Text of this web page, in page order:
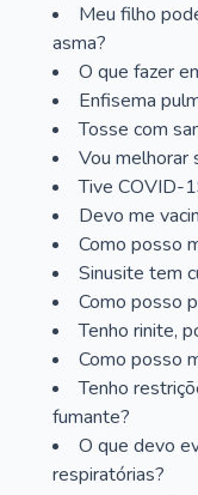
Meu filho
asma?
O que fazer
Enfisema
Tosse com
Vou melhorar
Tive COVID-
Devo me
Como posso
Sinusite tem
Como posso
Tenho rinite,
Como posso
Tenho
fumante?
O que devo
respiratórias?